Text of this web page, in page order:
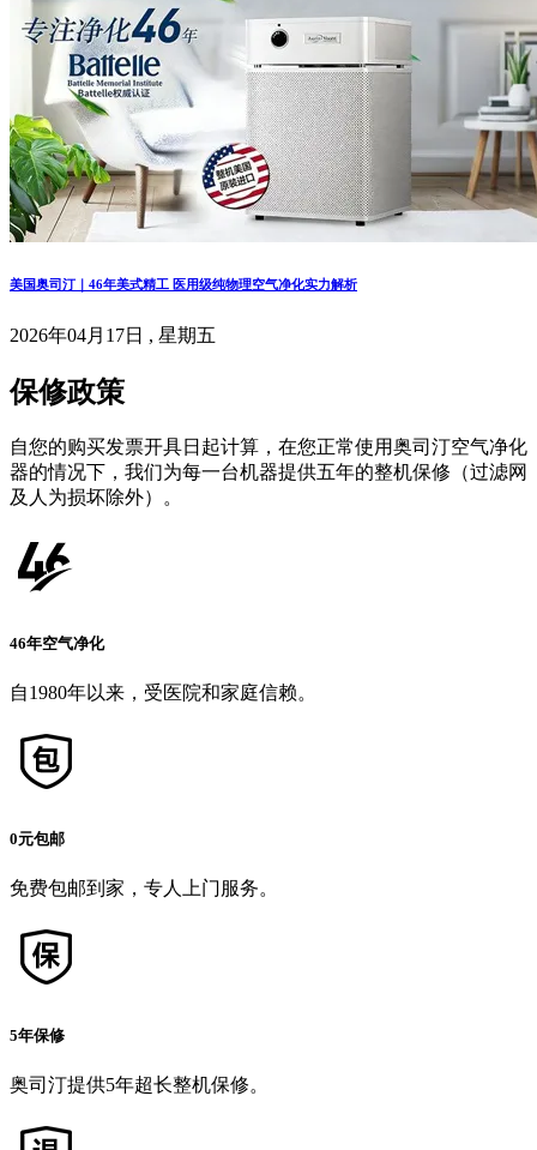
美国奥司汀｜46年美式精工 医用级纯物理空气净化实力解析
2026年04月17日 , 星期五
保修政策
自您的购买发票开具日起计算，在您正常使用奥司汀空气净化
器的情况下，我们为每一台机器提供五年的整机保修（过滤网
及人为损坏除外）。
46年空气净化
自1980年以来，受医院和家庭信赖。
0元包邮
免费包邮到家，专人上门服务。
5年保修
奥司汀提供5年超长整机保修。